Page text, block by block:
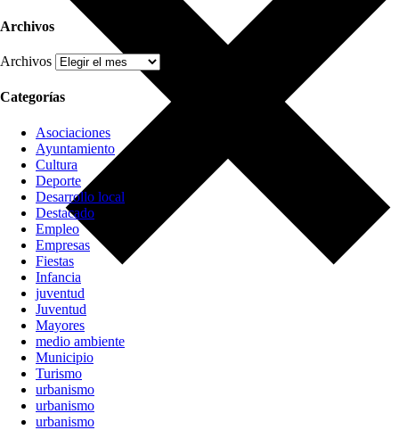
Archivos
Archivos
Categorías
Asociaciones
Ayuntamiento
Cultura
Deporte
Desarrollo local
Destacado
Empleo
Empresas
Fiestas
Infancia
juventud
Juventud
Mayores
medio ambiente
Municipio
Turismo
urbanismo
urbanismo
urbanismo